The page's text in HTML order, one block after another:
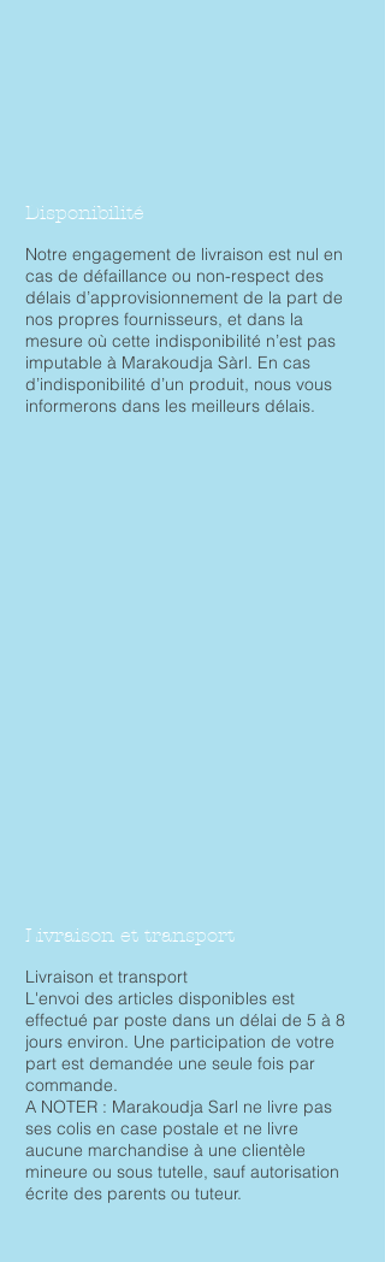
Disponibilité
Notre engagement de livraison est nul en
cas de défaillance ou non-respect des
délais d’approvisionnement de la part de
nos propres fournisseurs, et dans la
mesure où cette indisponibilité n’est pas
imputable à Marakoudja Sàrl. En cas
d’indisponibilité d’un produit, nous vous
informerons dans les meilleurs délais.
Livraison et transport
Livraison et transport
L'envoi des articles disponibles est
effectué par poste dans un délai de 5 à 8
jours environ. Une participation de votre
part est demandée une seule fois par
commande.
A NOTER : Marakoudja Sarl ne livre pas
ses colis en case postale et ne livre
aucune marchandise à une clientèle
mineure ou sous tutelle, sauf autorisation
écrite des parents ou tuteur.